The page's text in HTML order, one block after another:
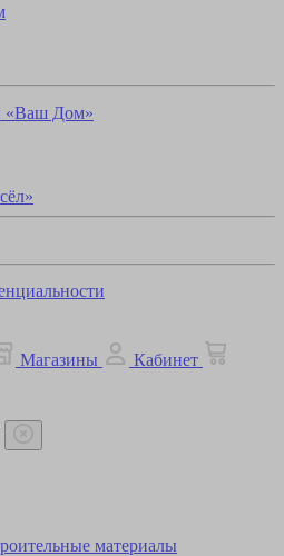
«Ваш Дом»
Магазины
Кабинет
материалы